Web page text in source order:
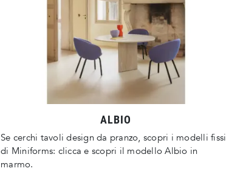
ALBIO
Se cerchi tavoli design da pranzo, scopri i modelli fissi
di Miniforms: clicca e scopri il modello Albio in
marmo.